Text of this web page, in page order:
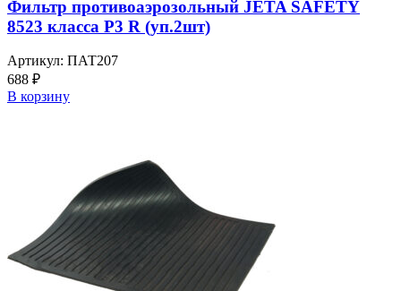
Фильтр противоаэрозольный JETA SAFETY
8523 класса P3 R (уп.2шт)
Артикул: ПАТ207
688 ₽
В корзину